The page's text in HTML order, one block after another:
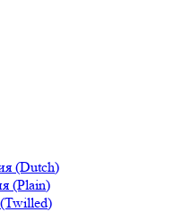
(Dutch)
(Plain)